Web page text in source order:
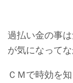
過払い金の事
が気になって
ＣＭで時効を